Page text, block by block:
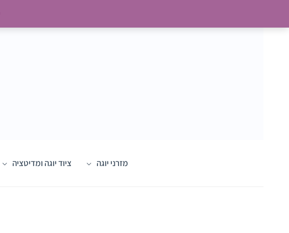
מזרני יוגה ציוד יוגה ומדיטציה